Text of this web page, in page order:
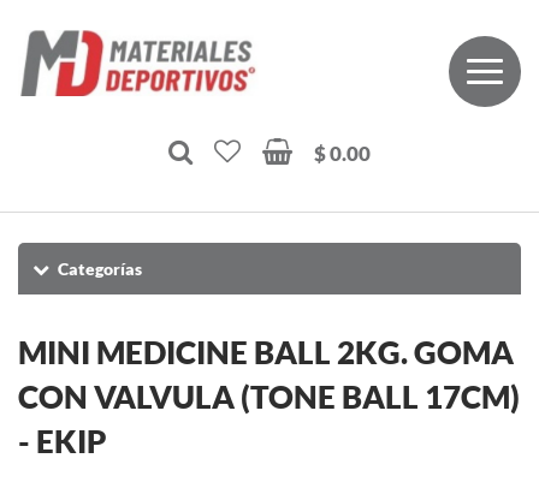
$ 0.00
Categorías
MINI MEDICINE BALL 2KG. GOMA
CON VALVULA (TONE BALL 17CM)
- EKIP